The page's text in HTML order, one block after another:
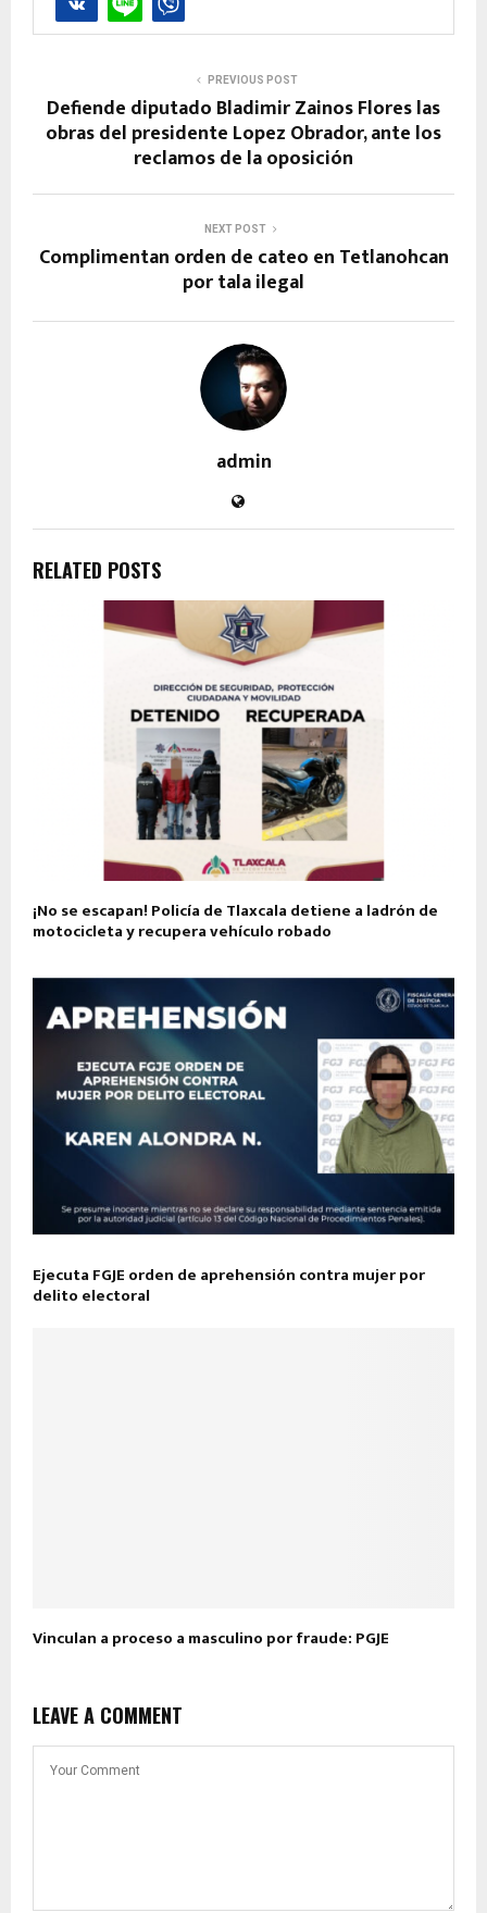
PREVIOUS POST
Defiende diputado Bladimir Zainos Flores las
obras del presidente Lopez Obrador, ante los
reclamos de la oposición
NEXT POST
Complimentan orden de cateo en Tetlanohcan
por tala ilegal
admin
RELATED POSTS
¡No se escapan! Policía de Tlaxcala detiene a ladrón de
motocicleta y recupera vehículo robado
Ejecuta FGJE orden de aprehensión contra mujer por
delito electoral
Vinculan a proceso a masculino por fraude: PGJE
LEAVE A COMMENT